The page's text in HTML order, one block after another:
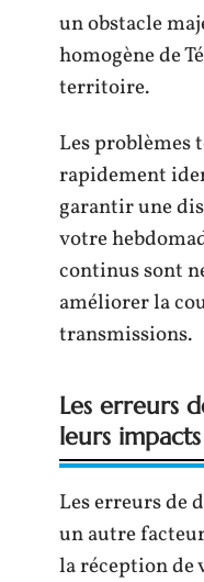
un obstacle
homogène de
territoire.
Les problèmes
rapidement
garantir une
votre
continus sont
améliorer la
transmissions.
Les erreurs
leurs impacts
Les erreurs de
un autre
la réception de